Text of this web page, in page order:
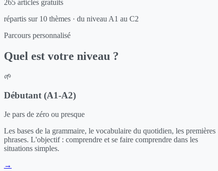
265 articles gratuits
répartis sur 10 thèmes · du niveau A1 au C2
Parcours personnalisé
Quel est votre niveau ?
🌱
Débutant (A1-A2)
Je pars de zéro ou presque
Les bases de la grammaire, le vocabulaire du quotidien, les premières
phrases. L'objectif : comprendre et se faire comprendre dans les
situations simples.
→